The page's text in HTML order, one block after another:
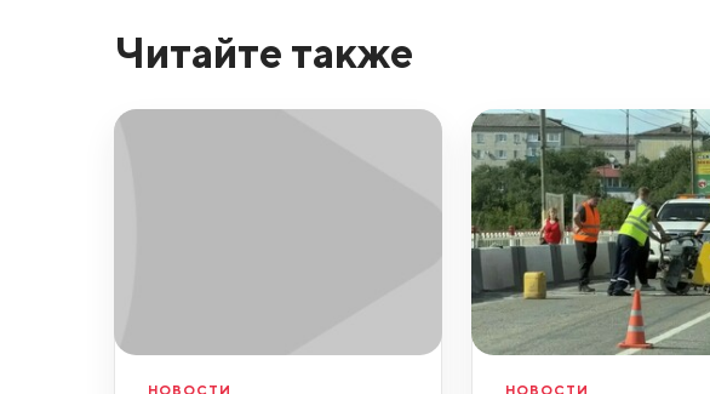
Читайте также
НОВОСТИ НОВОСТИ